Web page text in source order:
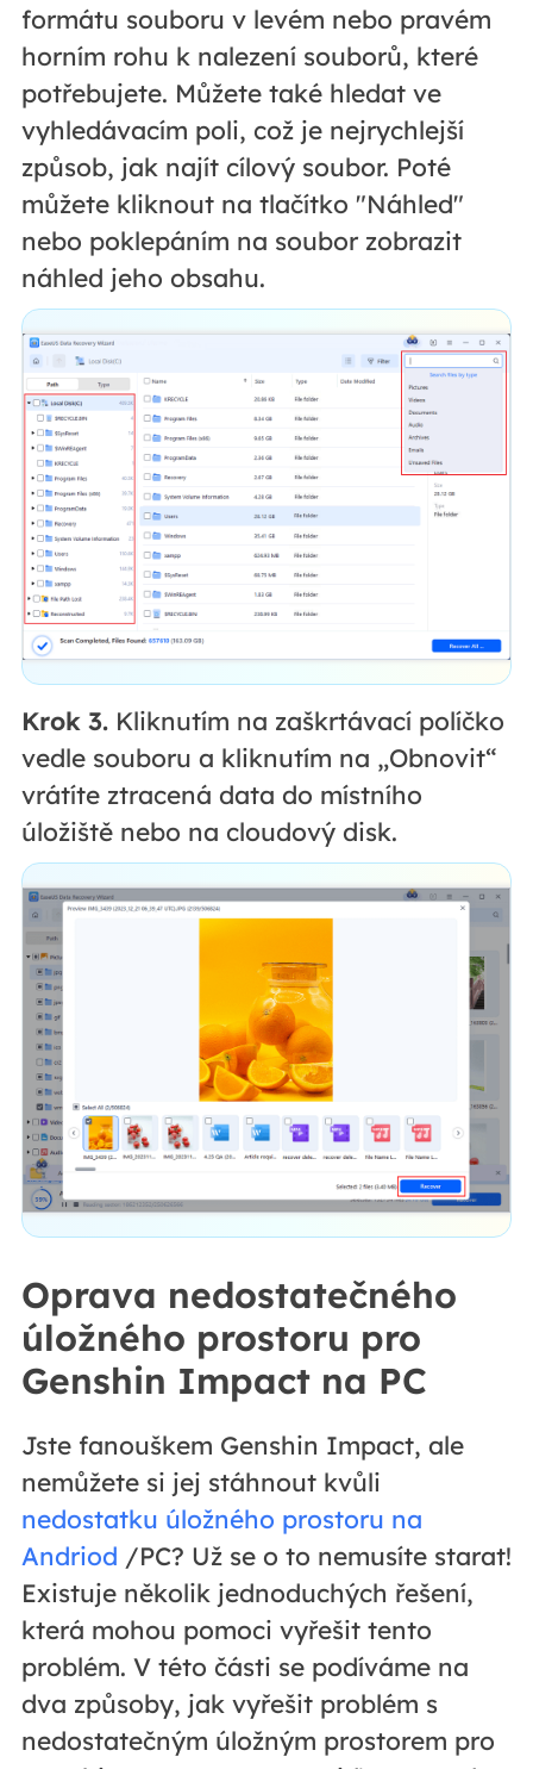
formátu souboru v levém nebo pravém
horním rohu k nalezení souborů, které
potřebujete. Můžete také hledat ve
vyhledávacím poli, což je nejrychlejší
způsob, jak najít cílový soubor. Poté
můžete kliknout na tlačítko "Náhled"
nebo poklepáním na soubor zobrazit
náhled jeho obsahu.
Krok 3.Kliknutím na zaškrtávací políčko
vedle souboru a kliknutím na „Obnovit“
vrátíte ztracená data do místního
úložiště nebo na cloudový disk.
Oprava nedostatečného
úložného prostoru pro
Genshin Impact na PC
Jste fanouškem Genshin Impact, ale
nemůžete si jej stáhnout kvůli
nedostatku úložného prostoru na
Andriod /PC? Už se o to nemusíte starat!
Existuje několik jednoduchých řešení,
která mohou pomoci vyřešit tento
problém. V této části se podíváme na
dva způsoby, jak vyřešit problém s
nedostatečným úložným prostorem pro